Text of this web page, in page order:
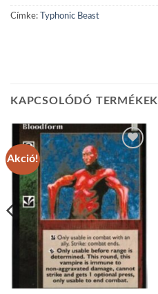
Címke: Typhonic Beast
KAPCSOLÓDÓ TERMÉKEK
Akció!
Add to
wishlist